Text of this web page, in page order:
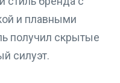
и плавными
получил скрытые
силуэт.